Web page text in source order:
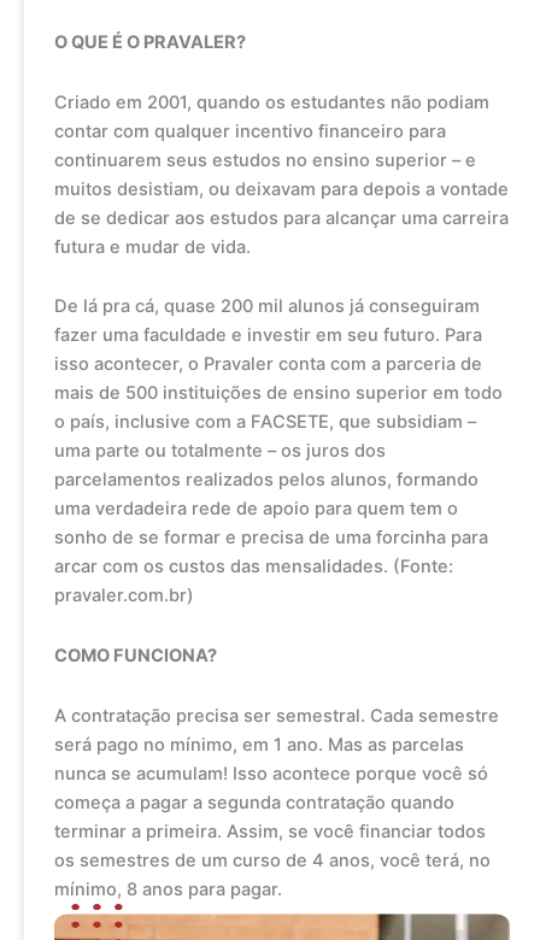
O QUE É O PRAVALER?
Criado em 2001, quando os estudantes não podiam
contar com qualquer incentivo financeiro para
continuarem seus estudos no ensino superior – e
muitos desistiam, ou deixavam para depois a vontade
de se dedicar aos estudos para alcançar uma carreira
futura e mudar de vida.
De lá pra cá, quase 200 mil alunos já conseguiram
fazer uma faculdade e investir em seu futuro. Para
isso acontecer, o Pravaler conta com a parceria de
mais de 500 instituições de ensino superior em todo
o país, inclusive com a FACSETE, que subsidiam –
uma parte ou totalmente – os juros dos
parcelamentos realizados pelos alunos, formando
uma verdadeira rede de apoio para quem tem o
sonho de se formar e precisa de uma forcinha para
arcar com os custos das mensalidades. (Fonte:
pravaler.com.br)
COMO FUNCIONA?
A contratação precisa ser semestral. Cada semestre
será pago no mínimo, em 1 ano. Mas as parcelas
nunca se acumulam! Isso acontece porque você só
começa a pagar a segunda contratação quando
terminar a primeira. Assim, se você financiar todos
os semestres de um curso de 4 anos, você terá, no
mínimo, 8 anos para pagar.